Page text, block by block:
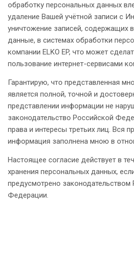
обработку персональных данных
удаление Вашей учётной записи с
уничтожение записей, содержащих
данные, в системах обработки
компании ELKO EP, что может
пользование интернет-сервисами
Гарантирую, что представленная
является полной, точной и
представлении информации не
законодательство Российской
права и интересы третьих лиц. Вся
информация заполнена мною в
Настоящее согласие действует в
хранения персональных данных,
предусмотрено законодательством
Федерации.